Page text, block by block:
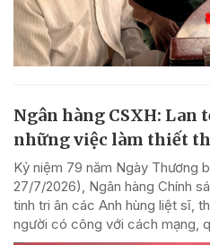
Ngân hàng CSXH: Lan
những việc làm thiết
Kỷ niệm 79 năm Ngày Thương
27/7/2026), Ngân hàng Chính
tinh tri ân các Anh hùng liệt sĩ,
người có công với cách mạng,